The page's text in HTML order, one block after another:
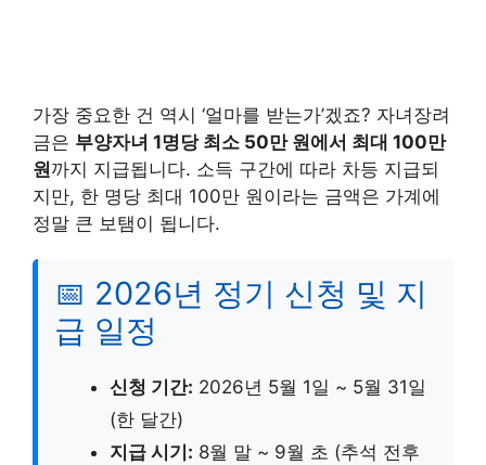
가장 중요한 건 역시 ‘얼마를 받는가’겠죠? 자녀장려
금은 부양자녀 1명당 최소 50만 원에서 최대 100만
원까지 지급됩니다. 소득 구간에 따라 차등 지급되
지만, 한 명당 최대 100만 원이라는 금액은 가계에
정말 큰 보탬이 됩니다.
📅 2026년 정기 신청 및 지
급 일정
신청 기간: 2026년 5월 1일 ~ 5월 31일
(한 달간)
지급 시기: 8월 말 ~ 9월 초 (추석 전후